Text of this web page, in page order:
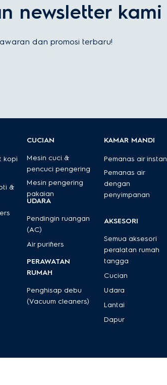
newsletter kami
dan promosi terbaru!
kopi
&
CUCIAN
Mesin cuci &
pencuci pengering
Mesin pengering
pakaian
UDARA
Pendingin ruangan
(AC)
Air purifiers
PERAWATAN
RUMAH
Penghisap debu
(Vacuum cleaners)
KAMAR MANDI
Pemanas air instan
Pemanas air
dengan
penyimpanan
AKSESORI
Semua aksesori
peralatan rumah
tangga
Cucian
Udara
Lantai
Dapur